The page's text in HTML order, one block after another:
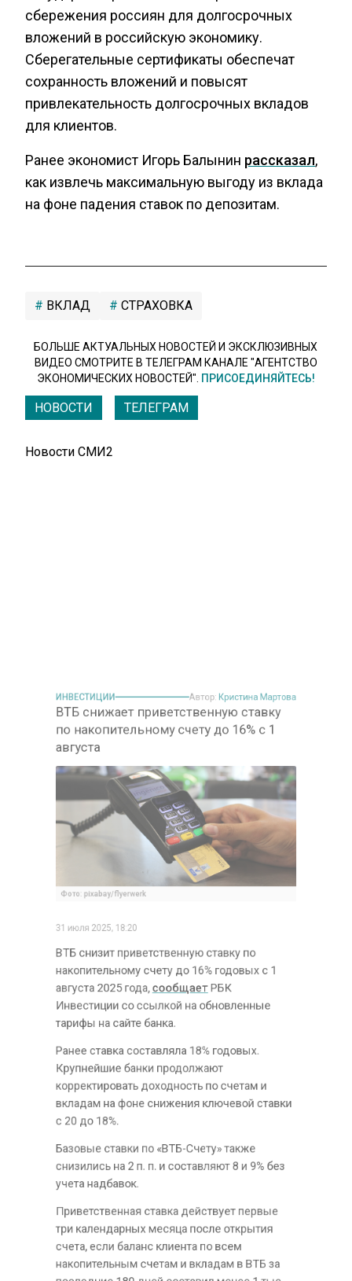
сбережения россиян для долгосрочных
вложений в российскую экономику.
Сберегательные сертификаты обеспечат
сохранность вложений и повысят
привлекательность долгосрочных вкладов
для клиентов.
Ранее экономист Игорь Балынин рассказал,
как извлечь максимальную выгоду из вклада
на фоне падения ставок по депозитам.
ВКЛАД СТРАХОВКА
БОЛЬШЕ АКТУАЛЬНЫХ НОВОСТЕЙ И ЭКСКЛЮЗИВНЫХ
ВИДЕО СМОТРИТЕ В ТЕЛЕГРАМ КАНАЛЕ "АГЕНТСТВО
ЭКОНОМИЧЕСКИХ НОВОСТЕЙ". ПРИСОЕДИНЯЙТЕСЬ!
НОВОСТИ ТЕЛЕГРАМ
Новости СМИ2
Фото: pixabay/flyerwerk
ВТБ снизит приветственную ставку по
накопительному счету до 16% годовых с 1
августа 2025 года,
тарифы на сайте банка.
Ранее ставка составляла 18% годовых.
Крупнейшие банки продолжают
корректировать доходность по счетам и
снизились на 2 п. п. и составляют 8 и 9% без
учета надбавок.
Приветственная ставка действует первые
три календарных месяца после открытия